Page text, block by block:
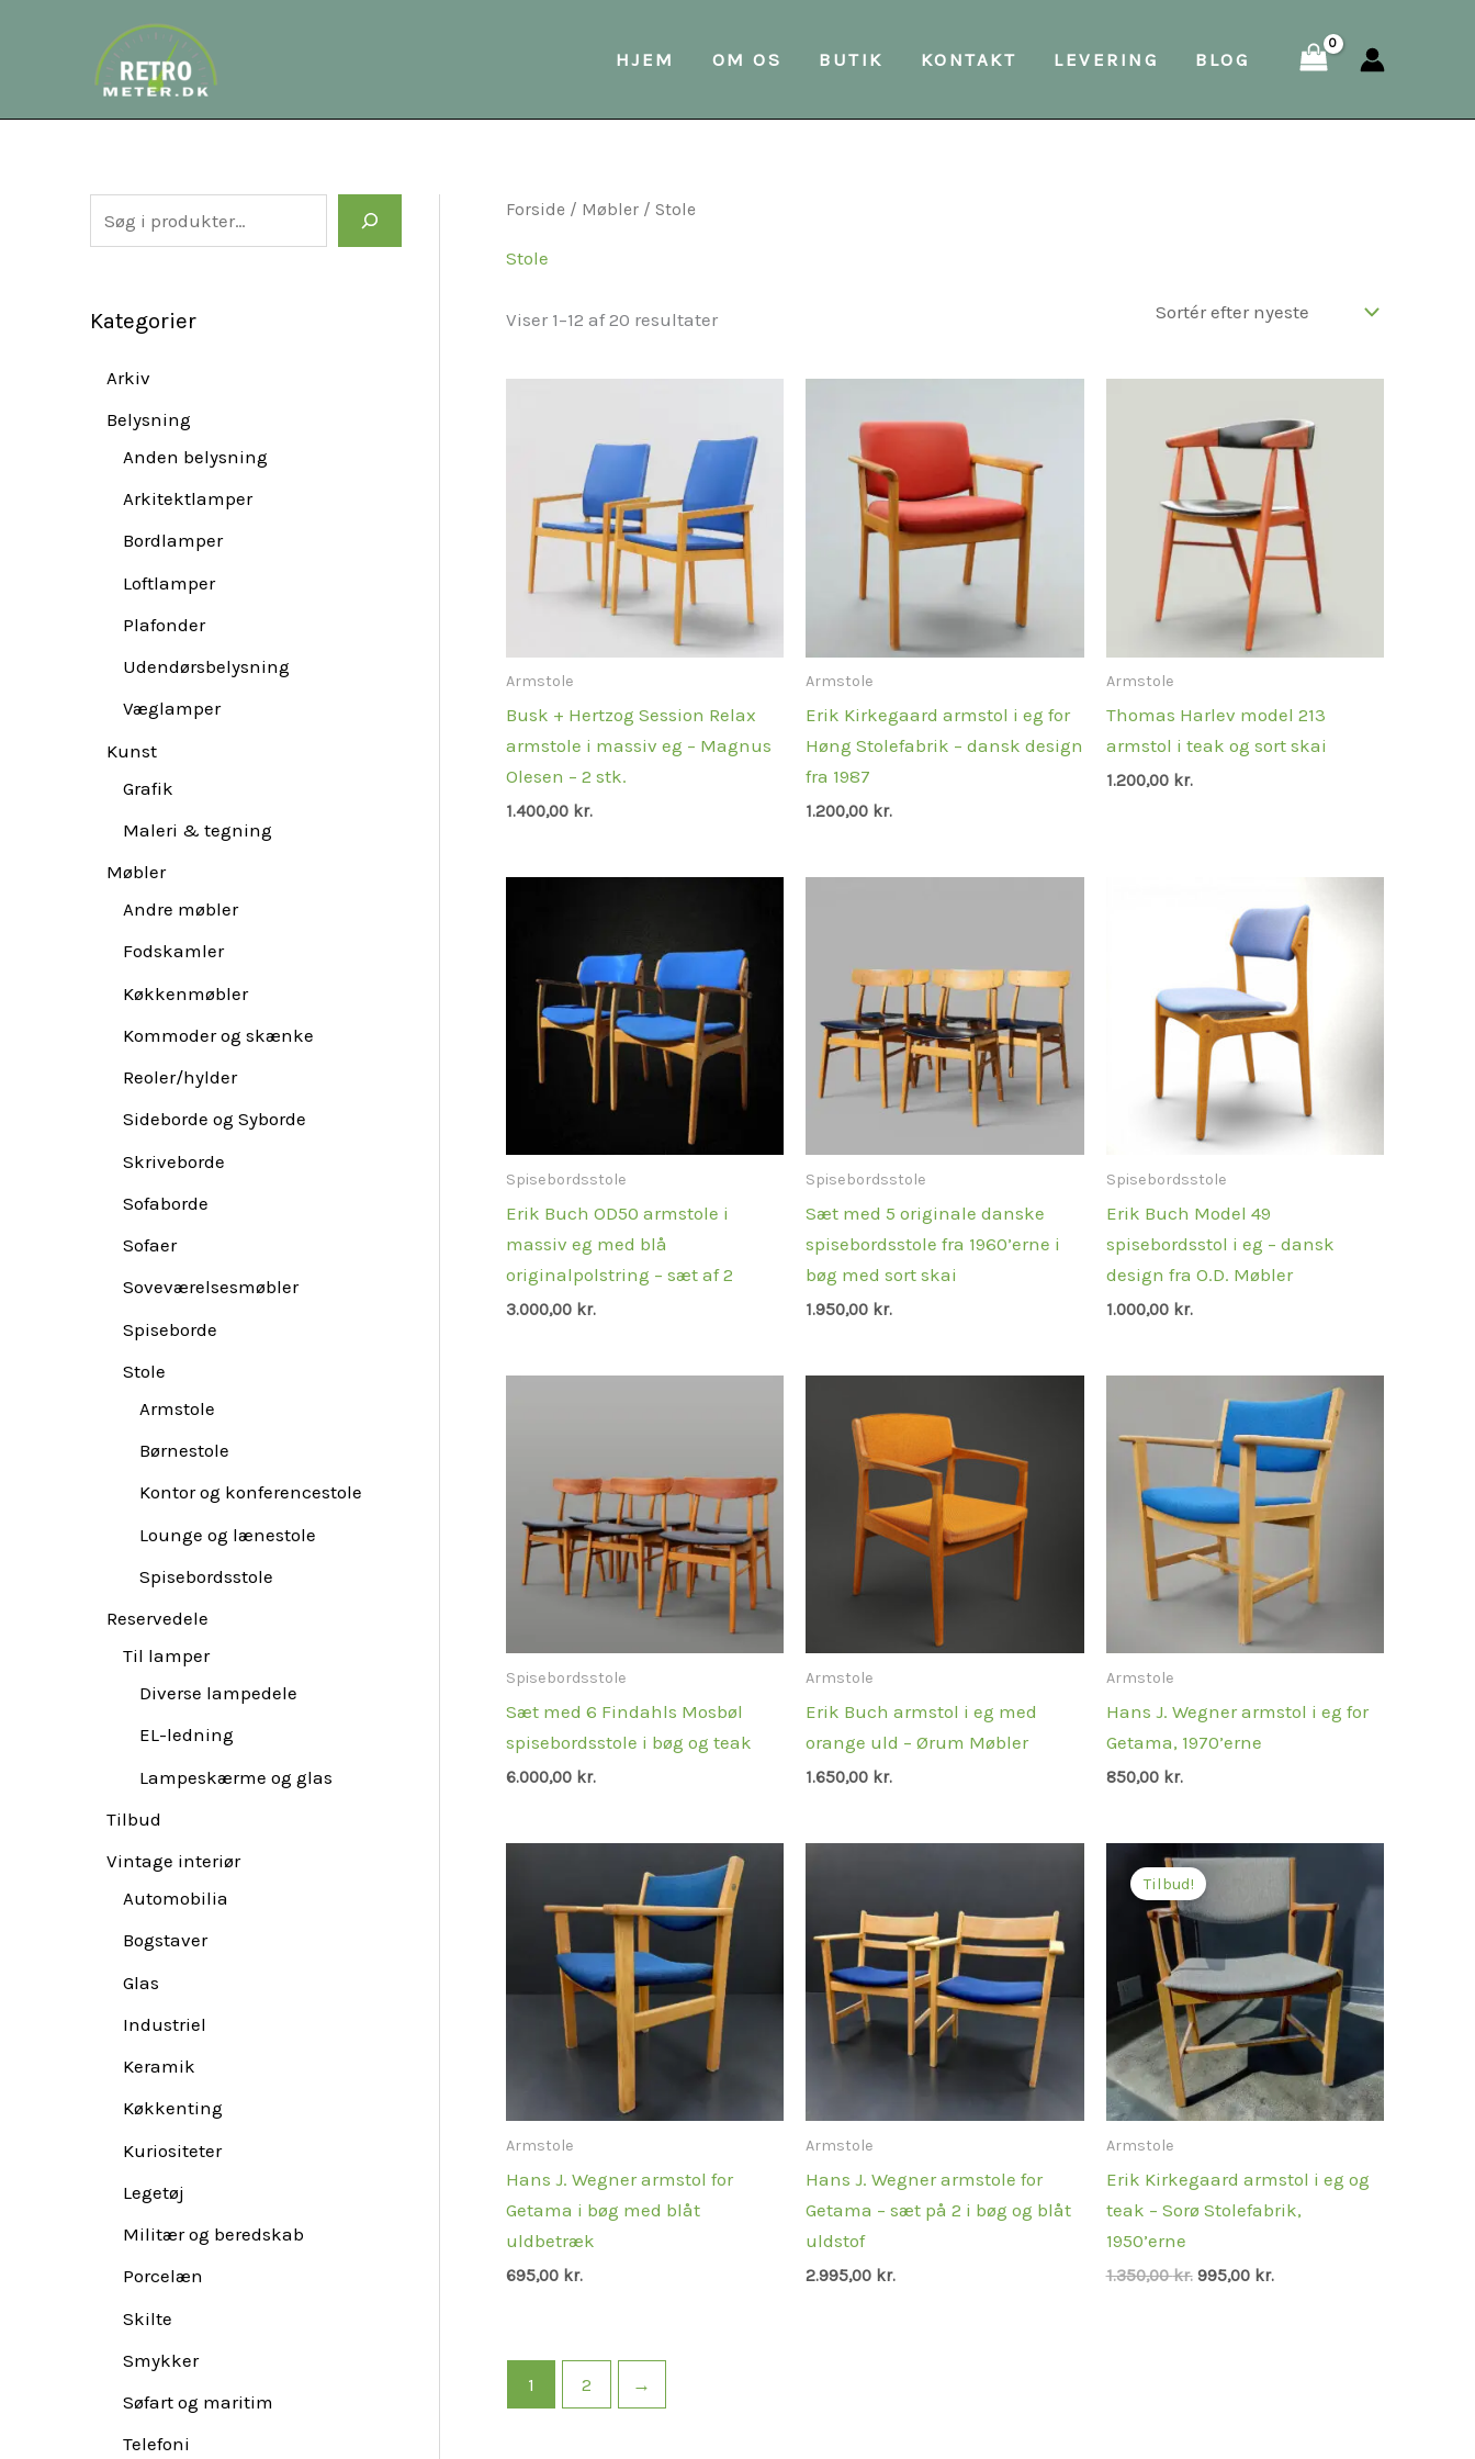
HJEM OM OS BUTIK KONTAKT LEVERING BLOG
a
Kategorier
Arkiv
Belysning
Anden belysning
Arkitektlamper
Bordlamper
Loftlamper
Plafonder
Udendørsbelysning
Væglamper
Kunst
Grafik
Maleri & tegning
Møbler
Andre møbler
Fodskamler
Køkkenmøbler
Kommoder og skænke
Reoler/hylder
Sideborde og Syborde
Skriveborde
Sofaborde
Sofaer
Soveværelsesmøbler
Spiseborde
Stole
Armstole
Børnestole
Kontor og konferencestole
Lounge og lænestole
Spisebordsstole
Reservedele
Til lamper
Diverse lampedele
EL-ledning
Lampeskærme og glas
Tilbud
Vintage interiør
Automobilia
Bogstaver
Glas
Industriel
Keramik
Køkkenting
Kuriositeter
Legetøj
Militær og beredskab
Porcelæn
Skilte
Smykker
Søfart og maritim
Telefoni
Forside / Møbler/ Stole
Stole
Viser 1–12 af 20 resultater
Armstole
Busk + Hertzog Session Relax
armstole i massiv eg – Magnus
Olesen – 2 stk.
1.400,00 kr.
Armstole
Erik Kirkegaard armstol i eg for
Høng Stolefabrik – dansk design
fra 1987
1.200,00 kr.
Armstole
Thomas Harlev model 213
armstol i teak og sort skai
1.200,00 kr.
Spisebordsstole
Erik Buch OD50 armstole i
massiv eg med blå
originalpolstring – sæt af 2
3.000,00 kr.
Spisebordsstole
Sæt med 5 originale danske
spisebordsstole fra 1960’erne i
bøg med sort skai
1.950,00 kr.
Spisebordsstole
Erik Buch Model 49
spisebordsstol i eg – dansk
design fra O.D. Møbler
1.000,00 kr.
Spisebordsstole
Sæt med 6 Findahls Mosbøl
spisebordsstole i bøg og teak
6.000,00 kr.
Armstole
Erik Buch armstol i eg med
orange uld – Ørum Møbler
1.650,00 kr.
Armstole
Hans J. Wegner armstol i eg for
Getama, 1970’erne
850,00 kr.
Armstole
Hans J. Wegner armstol for
Getama i bøg med blåt
uldbetræk
695,00 kr.
Armstole
Hans J. Wegner armstole for
Getama – sæt på 2 i bøg og blåt
uldstof
2.995,00 kr.
Tilbud!
Armstole
Erik Kirkegaard armstol i eg og
teak – Sorø Stolefabrik,
1950’erne
1.350,00kr.
Den
oprindelige
pris
var:
1.350,00 kr..
995,00 kr.
Den
er:
995,00 kr..
1 2 →